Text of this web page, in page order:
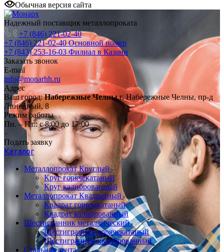
Обычная версия сайта
Надежный поставщик металлопроката
+7 (846) 221-02-40
+7 (846) 221-02-40Основной номер
+7 (843) 253-16-03Филиал в Казани
Заказать звонок
E-mail
info@monarhh.ru
Адрес
Ваш город:Набережные Челны г. Набережные Челны, пр-д
Линейный, 8
Режим работы
Пн. – Пт.: с 8:00 до 17:00
Подать заявку
Каталог
Металлопрокат Круглый
Круг горячекатаный
Круг калиброванный
Металлопрокат Квадратный
Квадрат горячекатаный
Квадрат калиброванный
Шестигранник металлический
Шестигранник горячекатаный
Шестигранник калиброванный
Стальная лента